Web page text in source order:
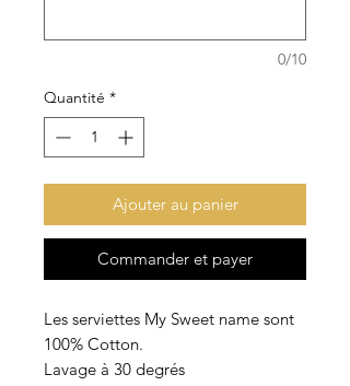
0/10
Quantité *
Ajouter au panier
Commander et payer
Les serviettes My Sweet name sont
100% Cotton.
Lavage à 30 degrés